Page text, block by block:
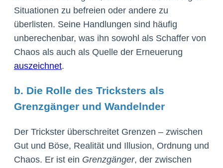
Situationen zu befreien oder andere zu
überlisten. Seine Handlungen sind häufig
unberechenbar, was ihn sowohl als Schaffer von
Chaos als auch als Quelle der Erneuerung
auszeichnet.
b. Die Rolle des Tricksters als
Grenzgänger und Wandelnder
Der Trickster überschreitet Grenzen – zwischen
Gut und Böse, Realität und Illusion, Ordnung und
Chaos. Er ist ein Grenzgänger, der zwischen